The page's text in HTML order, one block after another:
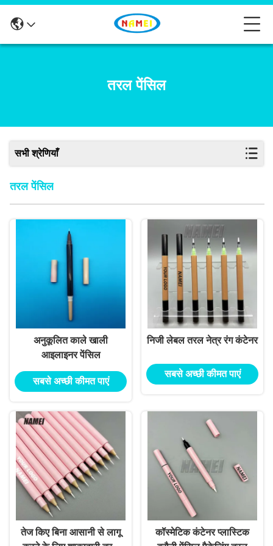
तरल पेंसिल
सभी श्रेणियाँ
तरल पेंसिल
अनुकूलित काले खाली
आइलाइनर पेंसिल
सबसे अच्छी कीमत पाएं
निजी लेबल तरल नेत्र रंग कंटेनर
सबसे अच्छी कीमत पाएं
तेज किए बिना आसानी से लागू
कॉस्मेटिक कंटेनर प्लास्टिक